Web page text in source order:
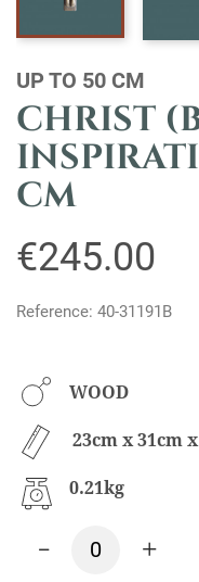
UP TO 50 CM
CHRIST
CM
€245.00
Reference: 40-31191B
WOOD
23cm x 31cm
0.21kg
- +